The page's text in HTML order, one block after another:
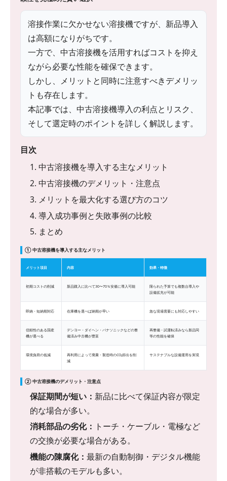
溶接作業に欠かせない溶接機ですが、新品導入
は高額になりがちです。
一方で、中古溶接機を活用すればコストを抑え
ながら必要な性能を確保できます。
しかし、メリットと同時に注意すべきデメリッ
トも存在します。
本記事では、中古溶接機導入の利点とリスク、
そして選定時のポイントを詳しく解説します。
目次
1. 中古溶接機を導入する主なメリット
2. 中古溶接機のデメリット・注意点
3. メリットを最大化する選び方のコツ
4. 導入成功事例と失敗事例の比較
5. まとめ
① 中古溶接機を導入する主なメリット
メリット項目 内容 効果・特徴
初期コストの削減 新品購入に比べて30〜70％安価に導入可能
限られた予算でも複数台導入や
設備拡充が可能
即納・短納期対応 在庫機を選べば納期が早い 急な現場需要にも対応しやすい
信頼性のある国産
機が選べる
デンヨー・ダイヘン・パナソニックなどの整
備済み中古機が豊富
再整備・試運転済みなら新品同
等の性能を確保
環境負荷の低減
再利用によって廃棄・製造時のCO₂排出を削
減
サステナブルな設備運用を実現
② 中古溶接機のデメリット・注意点
保証期間が短い： 新品に比べて保証内容が限定
的な場合が多い。
消耗部品の劣化： トーチ・ケーブル・電極など
の交換が必要な場合がある。
機能の陳腐化： 最新の自動制御・デジタル機能
が非搭載のモデルも多い。